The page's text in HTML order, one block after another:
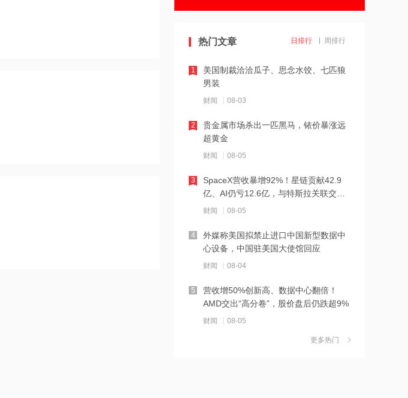
级，目标价58.57港元
21:27
西部数据、闪迪、SK海力士盘前集体暴
跌！花旗、杰富瑞同日下调闪迪目标价
21:23
北证龙虎榜丨5股上榜，森合高科龙虎榜
净买入4653.21万元
21:18
台风“白海豚”逼近华东沿海 多部门会商
部署防汛防台风工作
21:17
摩根大通增持安井食品约4.91万股 每股
作价约72.97港元
21:16
摩根大通增持天岳先进27.46万股 每股
作价约57.71港元
热门文章 日排行 周排行
美国制裁洽洽瓜子、思念水饺、七匹狼
男装
财闻 08-03
1
贵金属市场杀出一匹黑马，铱价暴涨远
超黄金
财闻 08-05
2
SpaceX营收暴增92%！星链贡献42.9
亿、AI仍亏12.6亿，与特斯拉关联交易
曝光
财闻 08-05
3
外媒称美国拟禁止进口中国新型数据中
心设备，中国驻美国大使馆回应
财闻 08-04
4
营收增50%创新高、数据中心翻倍！
AMD交出“高分卷”，股价盘后仍跌超9%
财闻 08-05
5
财闻早知道丨道指标普创历史新高
更多热门